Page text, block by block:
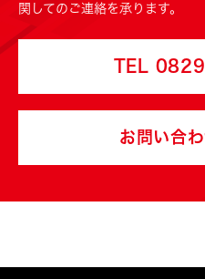
関してのご連絡を承ります。
TEL
お問い合